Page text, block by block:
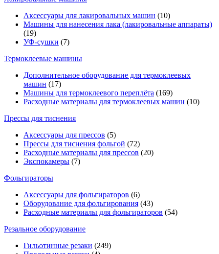
Аксессуары для лакировальных машин (10)
Машины для нанесения лака (лакировальные аппараты)
(19)
УФ-сушки (7)
Термоклеевые машины
Дополнительное оборудование для термоклеевых
машин (17)
Машины для термоклеевого переплёта (169)
Расходные материалы для термоклеевых машин (10)
Прессы для тиснения
Аксессуары для прессов (5)
Прессы для тиснения фольгой (72)
Расходные материалы для прессов (20)
Экспокамеры (7)
Фольгираторы
Аксессуары для фольгираторов (6)
Оборудование для фольгирования (43)
Расходные материалы для фольгираторов (54)
Резальное оборудование
Гильотинные резаки (249)